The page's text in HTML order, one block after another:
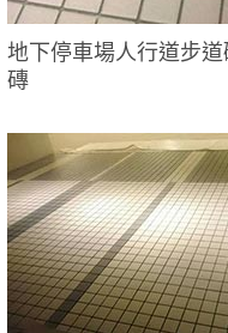
地下停車場人行道步
磚